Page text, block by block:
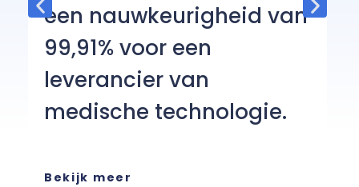
een nauwkeurigheid van
99,91% voor een
leverancier van
medische technologie.
Bekijk meer